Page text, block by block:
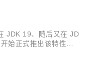
JDK 19、随后又在 JD
始正式推出该特性优